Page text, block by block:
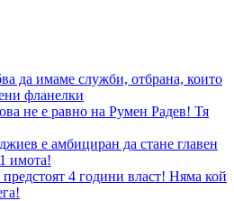
да имаме служби, отбрана, които
фланелки
не е равно на Румен Радев! Тя
е амбициран да стане главен
имота!
4 години власт! Няма кой